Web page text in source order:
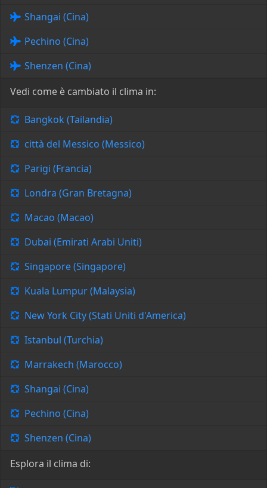
Shangai (Cina)
Pechino (Cina)
Shenzen (Cina)
Vedi come è cambiato il clima in:
Bangkok (Tailandia)
città del Messico (Messico)
Parigi (Francia)
Londra (Gran Bretagna)
Macao (Macao)
Dubai (Emirati Arabi Uniti)
Singapore (Singapore)
Kuala Lumpur (Malaysia)
New York City (Stati Uniti d'America)
Istanbul (Turchia)
Marrakech (Marocco)
Shangai (Cina)
Pechino (Cina)
Shenzen (Cina)
Esplora il clima di: